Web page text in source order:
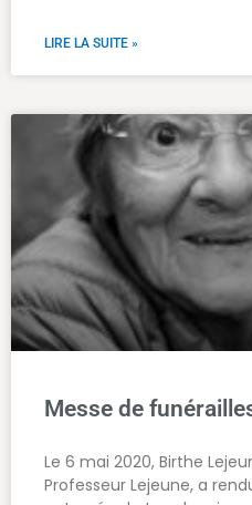
LIRE LA SUITE »
Messe de
Le 6 mai 2020, Birthe
Professeur Lejeune, a